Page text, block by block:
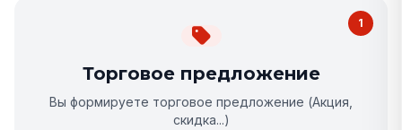
1
Торговое предложение
Вы формируете торговое предложение (Акция,
скидка...)